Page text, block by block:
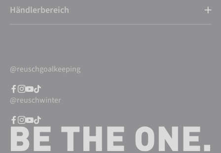
Händlerbereich
@reuschgoalkeeping
@reuschwinter